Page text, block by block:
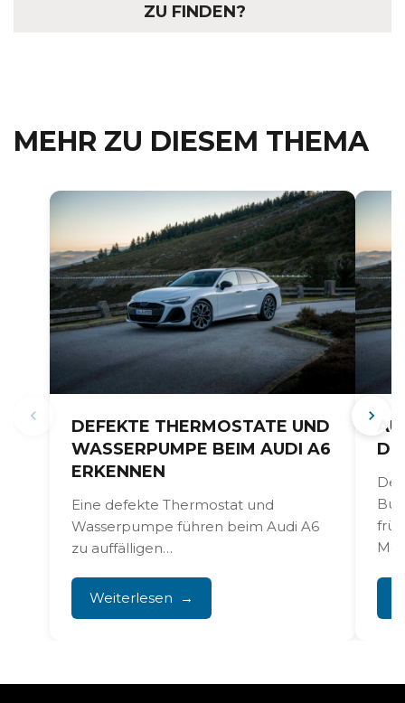
ZU FINDEN?
MEHR ZU DIESEM THEMA
DEFEKTE THERMOSTATE UND
WASSERPUMPE BEIM AUDI A6
ERKENNEN
Eine defekte Thermostat und
Wasserpumpe führen beim Audi A6
zu auffälligen
Überhitzung und austretender
Kühlflüssigkeit. Diese Kühlprobleme
Weiterlesen